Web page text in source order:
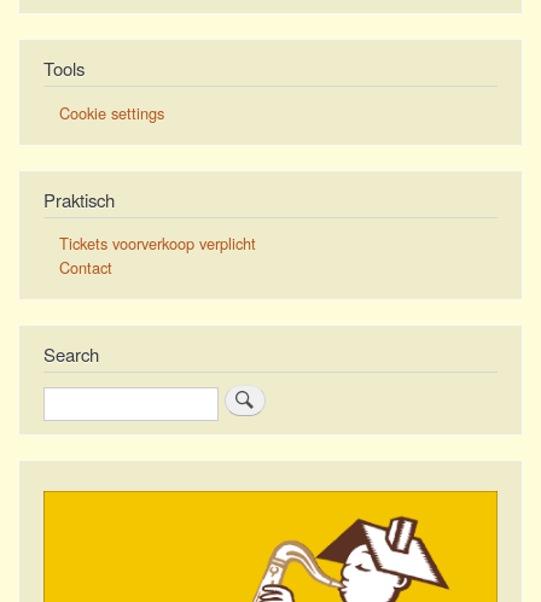
Tools
Cookie settings
Praktisch
Tickets voorverkoop verplicht
Contact
Search
Zoeken